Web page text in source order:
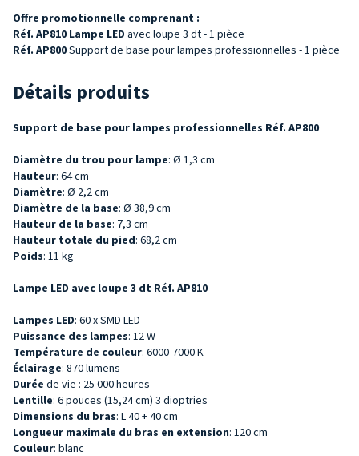
Offre promotionnelle comprenant :
Réf. AP810 Lampe LED avec loupe 3 dt - 1 pièce
Réf. AP800Support de base pour lampes professionnelles - 1 pièce
Détails produits
Support de base pour lampes professionnelles Réf. AP800
Diamètre du trou pour lampe: Ø 1,3 cm
Hauteur: 64 cm
Diamètre: Ø 2,2 cm
Diamètre de la base: Ø 38,9 cm
Hauteur de la base: 7,3 cm
Hauteur totale du pied: 68,2 cm
Poids: 11 kg
Lampe LED avec loupe 3 dt Réf. AP810
Lampes LED: 60 x SMD LED
Puissance des lampes: 12 W
Température de couleur: 6000-7000 K
Éclairage: 870 lumens
Durée de vie : 25 000 heures
Lentille: 6 pouces (15,24 cm) 3 dioptries
Dimensions du bras: L 40 + 40 cm
Longueur maximale du bras en extension: 120 cm
Couleur: blanc